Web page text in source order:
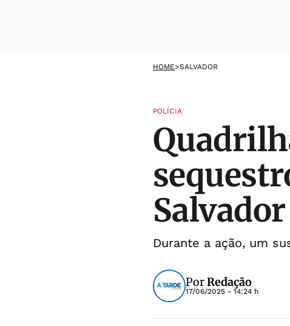
HOME>SALVADOR
POLÍCIA
Salvador
Durante a ação, um
PorRedação
17/06/2025 - 14:24 h